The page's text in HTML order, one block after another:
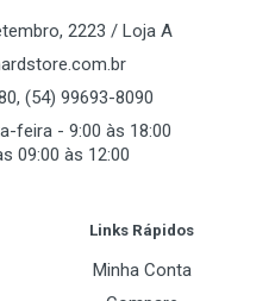
2223 / Loja A
(54) 99693-8090
feira - 9:00 às 18:00
09:00 às 12:00
Links Rápidos
Minha Conta